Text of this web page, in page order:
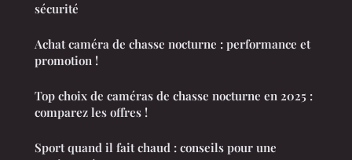
sécurité
Achat caméra de chasse nocturne : performance et
promotion !
Top choix de caméras de chasse nocturne en 2025 :
comparez les offres !
Sport quand il fait chaud : conseils pour une